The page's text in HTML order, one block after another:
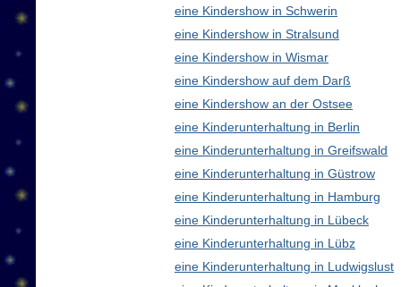
eine Kindershow in Schwerin
eine Kindershow in Stralsund
eine Kindershow in Wismar
eine Kindershow auf dem Darß
eine Kindershow an der Ostsee
eine Kinderunterhaltung in Berlin
eine Kinderunterhaltung in Greifswald
eine Kinderunterhaltung in Güstrow
eine Kinderunterhaltung in Hamburg
eine Kinderunterhaltung in Lübeck
eine Kinderunterhaltung in Lübz
eine Kinderunterhaltung in Ludwigslust